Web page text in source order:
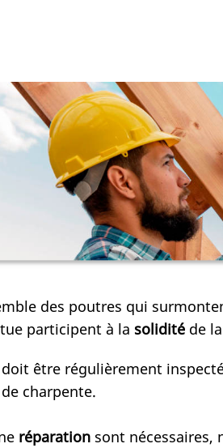
des poutres qui
participent à la solidité de
être régulièrement
de charpente.
réparation sont nécessaires,